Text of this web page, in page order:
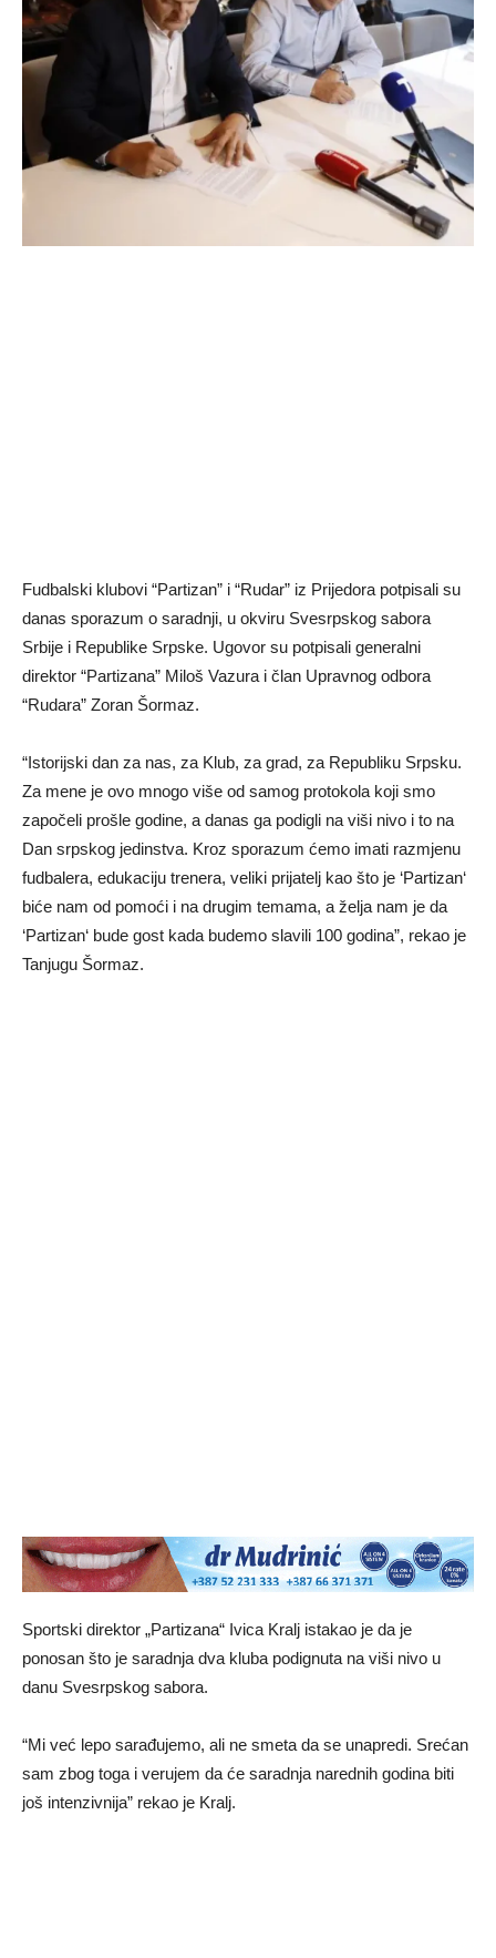
Fudbalski klubovi “Partizan” i “Rudar” iz Prijedora potpisali su
danas sporazum o saradnji, u okviru Svesrpskog sabora
Srbije i Republike Srpske. Ugovor su potpisali generalni
direktor “Partizana” Miloš Vazura i član Upravnog odbora
“Rudara” Zoran Šormaz.
“Istorijski dan za nas, za Klub, za grad, za Republiku Srpsku.
Za mene je ovo mnogo više od samog protokola koji smo
započeli prošle godine, a danas ga podigli na viši nivo i to na
Dan srpskog jedinstva. Kroz sporazum ćemo imati razmjenu
fudbalera, edukaciju trenera, veliki prijatelj kao što je ‘Partizan‘
biće nam od pomoći i na drugim temama, a želja nam je da
‘Partizan‘ bude gost kada budemo slavili 100 godina”, rekao je
Tanjugu Šormaz.
Sportski direktor „Partizana“ Ivica Kralj istakao je da je
ponosan što je saradnja dva kluba podignuta na viši nivo u
danu Svesrpskog sabora.
“Mi već lepo sarađujemo, ali ne smeta da se unapredi. Srećan
sam zbog toga i verujem da će saradnja narednih godina biti
još intenzivnija” rekao je Kralj.